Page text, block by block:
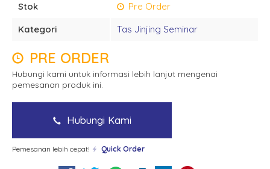
Stok
Pre Order
Kategori
Tas Jinjing Seminar
PRE ORDER
Hubungi kami untuk informasi lebih lanjut mengenai
pemesanan produk ini.
Hubungi Kami
Pemesanan lebih cepat! Quick Order